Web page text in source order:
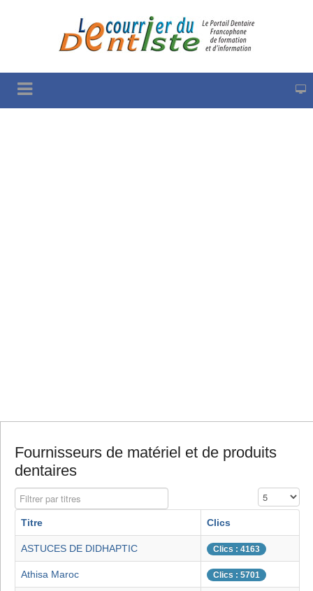
Fournisseurs de matériel et de produits
dentaires
Filtrer par titres Affichage #
Titre Clics
ASTUCES DE DIDHAPTIC Clics : 4163
Athisa Maroc Clics : 5701